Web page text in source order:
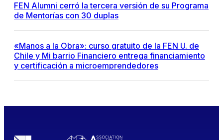
FEN Alumni cerró la tercera versión de su Programa
de Mentorías con 30 duplas
«Manos a la Obra»: curso gratuito de la FEN U. de
Chile y Mi barrio Financiero entrega financiamiento
y certificación a microemprendedores